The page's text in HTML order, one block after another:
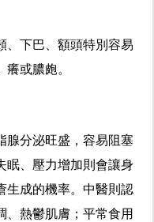
、下巴、額頭特別容易
或膿皰。
腺分泌旺盛，容易阻塞
眠、壓力增加則會讓身
生成的機率。中醫則認
、熱鬱肌膚；平常食用